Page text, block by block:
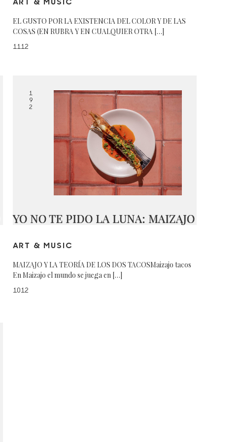
ART & MUSIC
EL GUSTO POR LA EXISTENCIA DEL COLOR Y DE LAS
COSAS (EN RUBRA Y EN CUALQUIER OTRA […]
1112
1
9
2
YO NO TE PIDO LA LUNA: MAIZAJO
ART & MUSIC
MAIZAJO Y LA TEORÍA DE LOS DOS TACOSMaizajo tacos
En Maizajo el mundo se juega en […]
1012